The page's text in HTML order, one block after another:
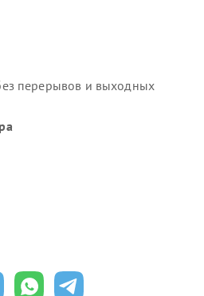
перерывов и выходных